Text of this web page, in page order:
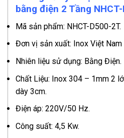
bằng điện 2 Tầng
Mã sản phẩm: NHCT-D500-2T.
Đơn vị sản xuất: Inox Việt Nam
Nhiên liệu sử dụng: Bằng Điện.
Chất Liệu: Inox 304 – 1mm 2
dày 3cm.
Điện áp: 220V/50 Hz.
Công suất: 4,5 Kw.